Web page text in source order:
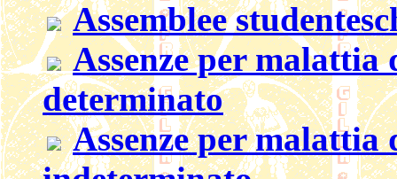
Assemblee
Assenze per malattia
determinato
Assenze per malattia